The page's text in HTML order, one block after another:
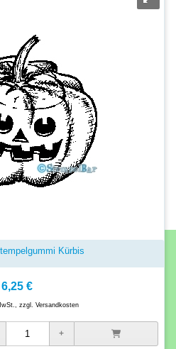
Kürbis
6,25 €
zzgl. Versandkosten